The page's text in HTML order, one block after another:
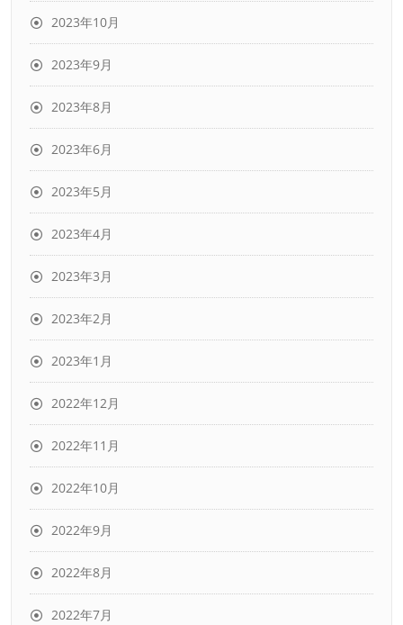
2023年10月
2023年9月
2023年8月
2023年6月
2023年5月
2023年4月
2023年3月
2023年2月
2023年1月
2022年12月
2022年11月
2022年10月
2022年9月
2022年8月
2022年7月